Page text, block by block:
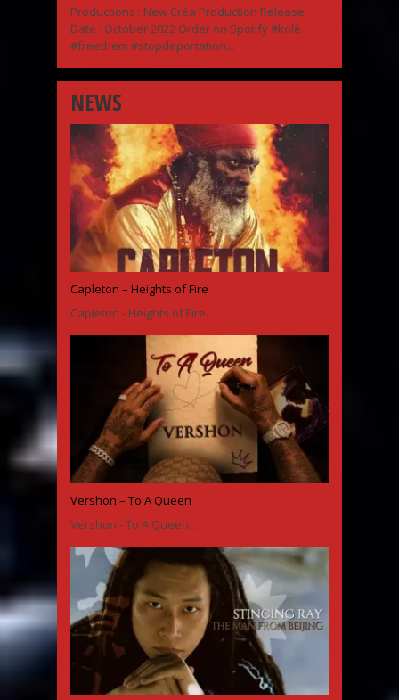
Productions : New Créa Production Release
Date : October 2022 Order on Spotify #kolè
#freethem #stopdeportation...
NEWS
Capleton – Heights of Fire
Capleton - Heights of Fire...
Vershon – To A Queen
Vershon - To A Queen...